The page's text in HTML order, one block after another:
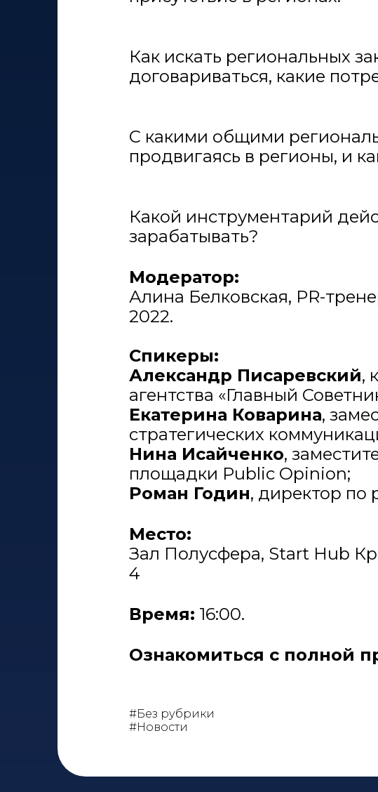
Как искать региональных
договариваться, какие
С какими общими
продвигаясь в регионы, и
Какой инструментарий
зарабатывать?
Модератор:
Алина Белковская, PR-
2022.
Спикеры:
Александр Писаревский,
агентства «Главный
Екатерина Коварина,
стратегических
Нина Исайченко,
площадки Public Opinion;
Роман Годин, директор по
Место:
Зал Полусфера, Start Hub
4
Время: 16:00.
Ознакомиться с полной
#Без рубрики
#Новости